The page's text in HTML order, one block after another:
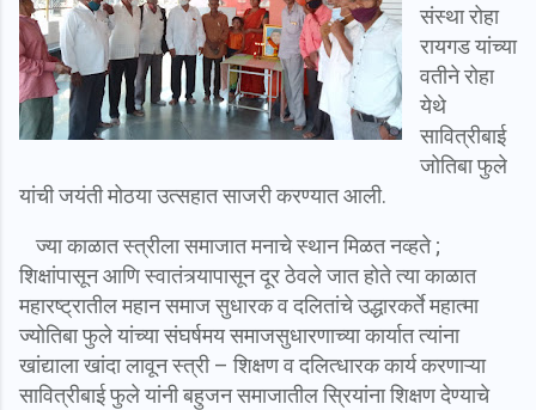
संस्था रोहा
रायगड यांच्या
वतीने रोहा
येथे
सावित्रीबाई
जोतिबा फुले
यांची जयंती मोठया उत्सहात साजरी करण्यात आली.
ज्या काळात स्त्रीला समाजात मनाचे स्थान मिळत नव्हते ;
शिक्षांपासून आणि स्वातंत्र्यापासून दूर ठेवले जात होते त्या काळात
महारष्ट्रातील महान समाज सुधारक व दलितांचे उद्धारकर्ते महात्मा
ज्योतिबा फुले यांच्या संघर्षमय समाजसुधारणाच्या कार्यात त्यांना
खांद्याला खांदा लावून स्त्री – शिक्षण व दलित्धारक कार्य करणाऱ्या
सावित्रीबाई फुले यांनी बहुजन समाजातील स्रियांना शिक्षण देण्याचे